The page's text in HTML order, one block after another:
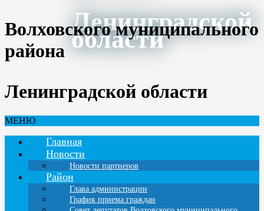
Ленинградской
области
Волховского муниципального
района
Ленинградской области
МЕНЮ
Главная
Новости
Новости партнеров
Район
Глава администрации
График приема граждан